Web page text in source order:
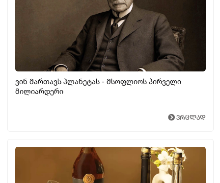
ვინ მართავს პლანეტას - მსოფლიოს პირველი
მილიარდერი
ვრცლად